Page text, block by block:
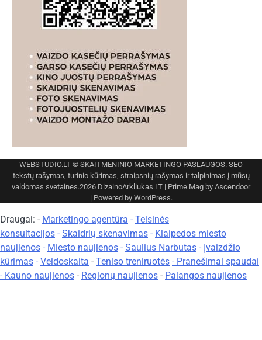
WEBSTUDIO.LT © SKAITMENINIO MARKETINGO PASLAUGOS. SEO
tekstų rašymas, turinio kūrimas, straipsnių rašymas ir talpinimas į mūsų
valdomas svetaines.2026 DizainoArkliukas.LT | Prime Mag by Ascendoor
| Powered by WordPress.
Draugai: - Marketingo agentūra - Teisinės
konsultacijos - Skaidrių skenavimas - Klaipedos miesto
naujienos - Miesto naujienos - Saulius Narbutas - Įvaizdžio
kūrimas - Veidoskaita - Teniso treniruotės - Pranešimai spaudai
- Kauno naujienos - Regionų naujienos - Palangos naujienos